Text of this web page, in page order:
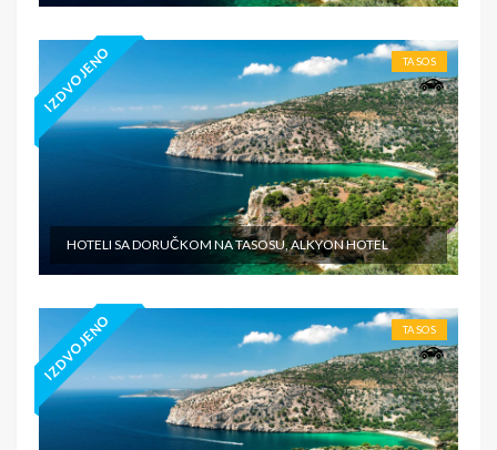
IZDVOJENO TASOS
HOTELI SA DORUČKOM NA TASOSU, ALKYON HOTEL
IZDVOJENO TASOS